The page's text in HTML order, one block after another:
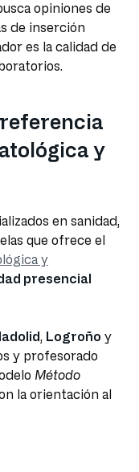
opiniones de
de inserción
es la calidad de
y
en sanidad,
que ofrece el
y
presencial
, Logroño y
y profesorado
Método
la orientación al